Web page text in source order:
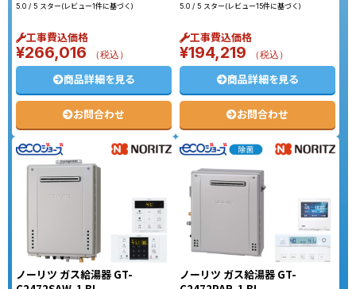
5.0 / 5 スター(レビュー1件に基づく)
工事費込価格
¥266,016 （税込）
商品詳細を見る
お問合わせ
5.0 / 5 スター(レビュー15件に基づく)
工事費込価格
¥194,219 （税込）
商品詳細を見る
お問合わせ
ノーリツ ガス給湯器 GT-
ノーリツ ガス給湯器 GT-